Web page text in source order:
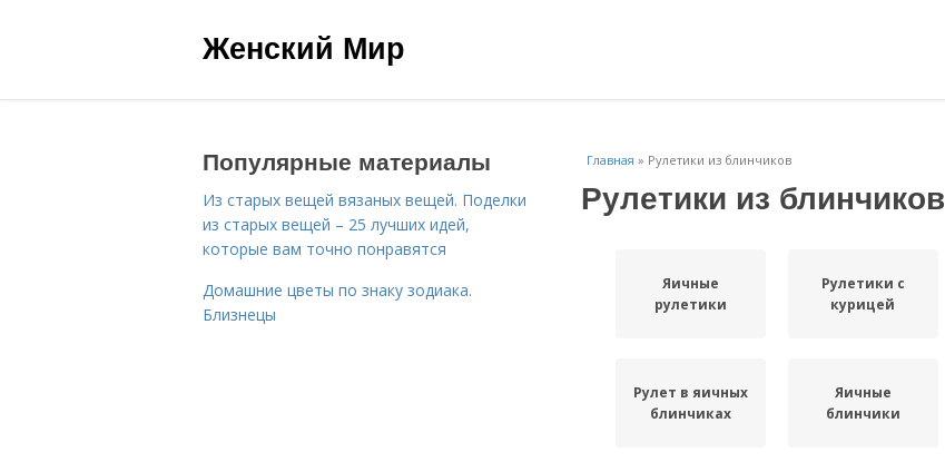
Женский Мир
Главная » Рулетики из блинчиков
Рулетики из блинчиков
Яичные
рулетики
Рулетики с
курицей
Рулет в яичных
блинчиках
Яичные
блинчики
Популярные материалы
Из старых вещей вязаных вещей. Поделки
из старых вещей – 25 лучших идей,
которые вам точно понравятся
Домашние цветы по знаку зодиака.
Близнецы